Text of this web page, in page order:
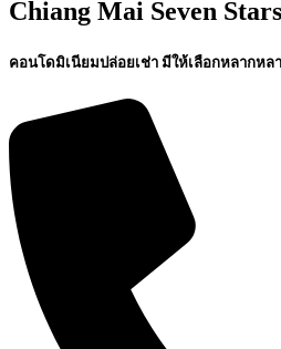
Chiang Mai Seven
คอนโดมิเนียมปล่อยเช่า มีให้เลือกหลากหล